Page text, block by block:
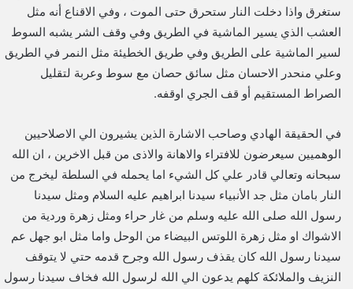
ستغرق واذا دخلت النار ستحرق حتى الموت ، وفي الاقناع أنه مثل
العشب الذي يسير الماشية في الطريق وفي وقف الشر يشبه السوط
لسير الماشية على الطريق وفي طريق الخطيئة مثل النمر في الطريق
وعلي منحدر الاحسان مثل سائق حصان مع سوط وعربة لتقليل
الصراط المستقيم أو قف الجري اوقفه.
في الحقيقة الهادي وصاحب الاشارة الذين يشيرون الي الاصلاحيين
الوهميين سيعرضون للافتراء والاهانة والاذى من قبل الاخرين ، ان الله
سبحانه وتعالي قادر علي كل الشيء اما يحمله في السلطة ليخرج من
النار بامان مثل جد الأنبياء سيدنا ابراهيم عليه السلام ومثل سيدنا
رسول الله صلى الله عليه وسلم من غار حراء ومثل زهرة وردية من
الاشواك او مثل زهرة اللوتس البيضاء من الوحل واما مثل ابو جهل عم
سيدنا رسول الله كان يقذف رسول الله وجرح قدمه حتي لا يتوقف
النزيف والملائكة كلهم يدعون الي الله لرسول الله فخاف سيدنا رسول